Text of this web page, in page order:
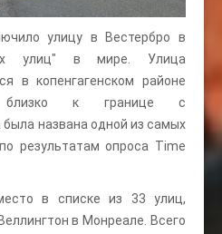
улицу в Вестербро в
улиц" в мире. Улица
в копенгагенском районе
близко к границе с
названа одной из самых
результатам опроса Time
в списке из 33 улиц,
в Монреале. Всего